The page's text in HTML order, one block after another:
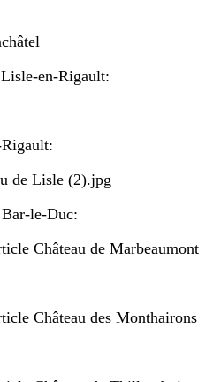
Lisle-en-Rigault:
le-Duc: